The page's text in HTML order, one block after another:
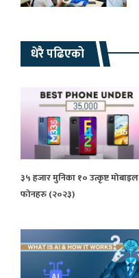
धेरै पढिएको
३५ हजार मुनिका १० उत्कृष्ट मोबाइल
फोनहरु (२०२३)